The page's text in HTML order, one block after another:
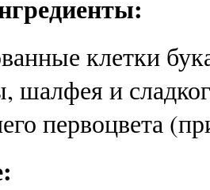
клетки
и
первоцвета